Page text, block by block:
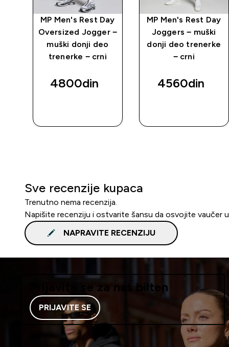
MP Men's Rest Day
Oversized Jogger −
muški donji deo
trenerke − crni
4800din‎
MP Men's Rest Day
Joggers − muški
donji deo trenerke
− crni
4560din‎
Sve recenzije kupaca
Trenutno nema recenzija.
Napišite recenziju i ostvarite šansu da osvojite vaučer
NAPRAVITE RECENZIJU
Prijavite se za naš bilten
PRIJAVITE SE